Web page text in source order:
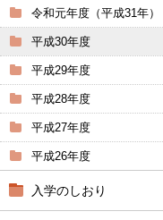
令和元年度（平成31年）
平成30年度
平成29年度
平成28年度
平成27年度
平成26年度
入学のしおり